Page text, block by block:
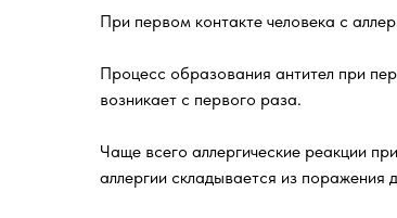
При первом контакте человека с
Процесс образования антител при
возникает с первого раза.
Чаще всего аллергические реакции
аллергии складывается из поражения